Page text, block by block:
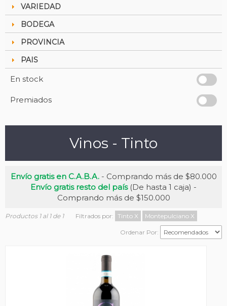
VARIEDAD
BODEGA
PROVINCIA
PAIS
En stock
Premiados
Vinos - Tinto
Envío gratis en C.A.B.A.- Comprando más de $80.000
Envío gratis resto del país(De hasta 1 caja) -
Comprando más de $150.000
Productos 1 al 1 de 1 Filtrados por: Tinto X Montepulciano X
Ordenar Por: